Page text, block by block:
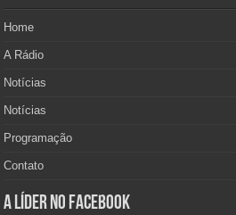
Home
A Rádio
Notícias
Notícias
Programação
Contato
A Líder no Facebook